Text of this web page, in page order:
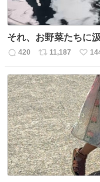
それ、お野菜たちに
返
数
420
リ
ス
ト
数
11,187
い
ね
数